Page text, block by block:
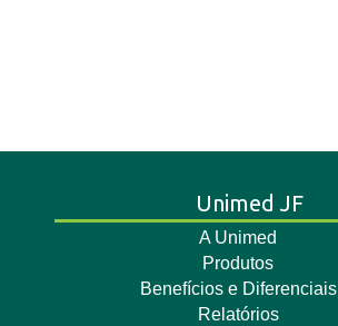
Unimed JF
A Unimed
Produtos
Benefícios e Diferenciais
Relatórios